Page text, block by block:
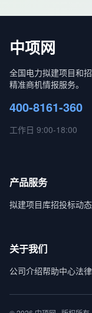
中项网
全国电力拟建项目和
精准商机情报服务。
400-8161-360
工作日 9:00-18:00
产品服务
拟建项目库招投标动态
关于我们
公司介绍帮助中心法